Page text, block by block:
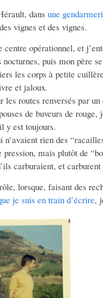
dans une
vignes et des vignes.
centre opérationnel, et
nocturnes, puis mon père
les corps à petite
et jaloux.
les routes renversés par
de buveurs de
y est toujours.
n’avaient rien des
pression, mais plutôt de
carburaient, et
lorsque, faisant des
je suis en train d’écrire,